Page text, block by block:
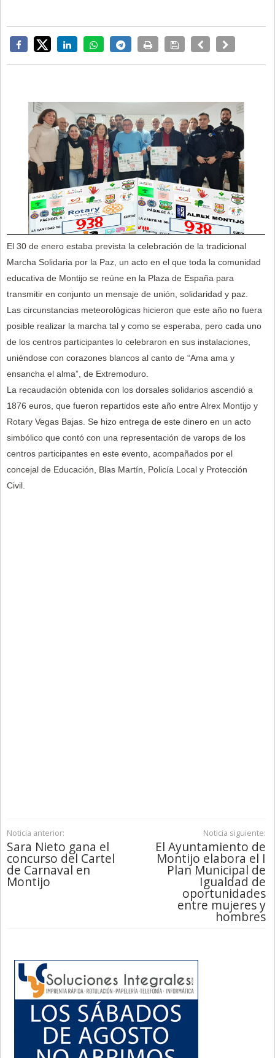
El 30 de enero estaba prevista la celebración de la tradicional
Marcha Solidaria por la Paz, un acto en el que toda la comunidad
educativa de Montijo se reúne en la Plaza de España para
transmitir en conjunto un mensaje de unión, solidaridad y paz.
Las circunstancias meteorológicas hicieron que este año no fuera
posible realizar la marcha tal y como se esperaba, pero cada uno
de los centros participantes lo celebraron en sus instalaciones,
uniéndose con corazones blancos al canto de “Ama ama y
ensancha el alma”, de Extremoduro.
La recaudación obtenida con los dorsales solidarios ascendió a
1876 euros, que fueron repartidos este año entre Alrex Montijo y
Rotary Vegas Bajas. Se hizo entrega de este dinero en un acto
simbólico que contó con una representación de varops de los
centros participantes en este evento, acompañados por el
concejal de Educación, Blas Martín, Policía Local y Protección
Civil.
Noticia anterior:
Sara Nieto gana el
concurso del Cartel
de Carnaval en
Montijo
Noticia siguiente:
El Ayuntamiento de
Montijo elabora el I
Plan Municipal de
Igualdad de
oportunidades
entre mujeres y
hombres